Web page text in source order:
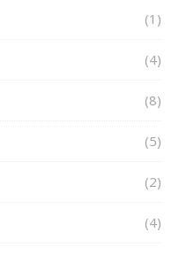
(1)
(4)
(8)
(5)
(2)
(4)